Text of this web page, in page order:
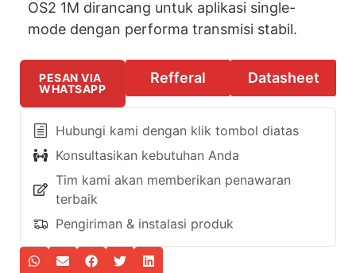
OS2 1M dirancang untuk aplikasi single-
mode dengan performa transmisi stabil.
PESAN VIA
WHATSAPP
Refferal Datasheet
Hubungi kami dengan klik tombol diatas
Konsultasikan kebutuhan Anda
Tim kami akan memberikan penawaran
terbaik
Pengiriman & instalasi produk